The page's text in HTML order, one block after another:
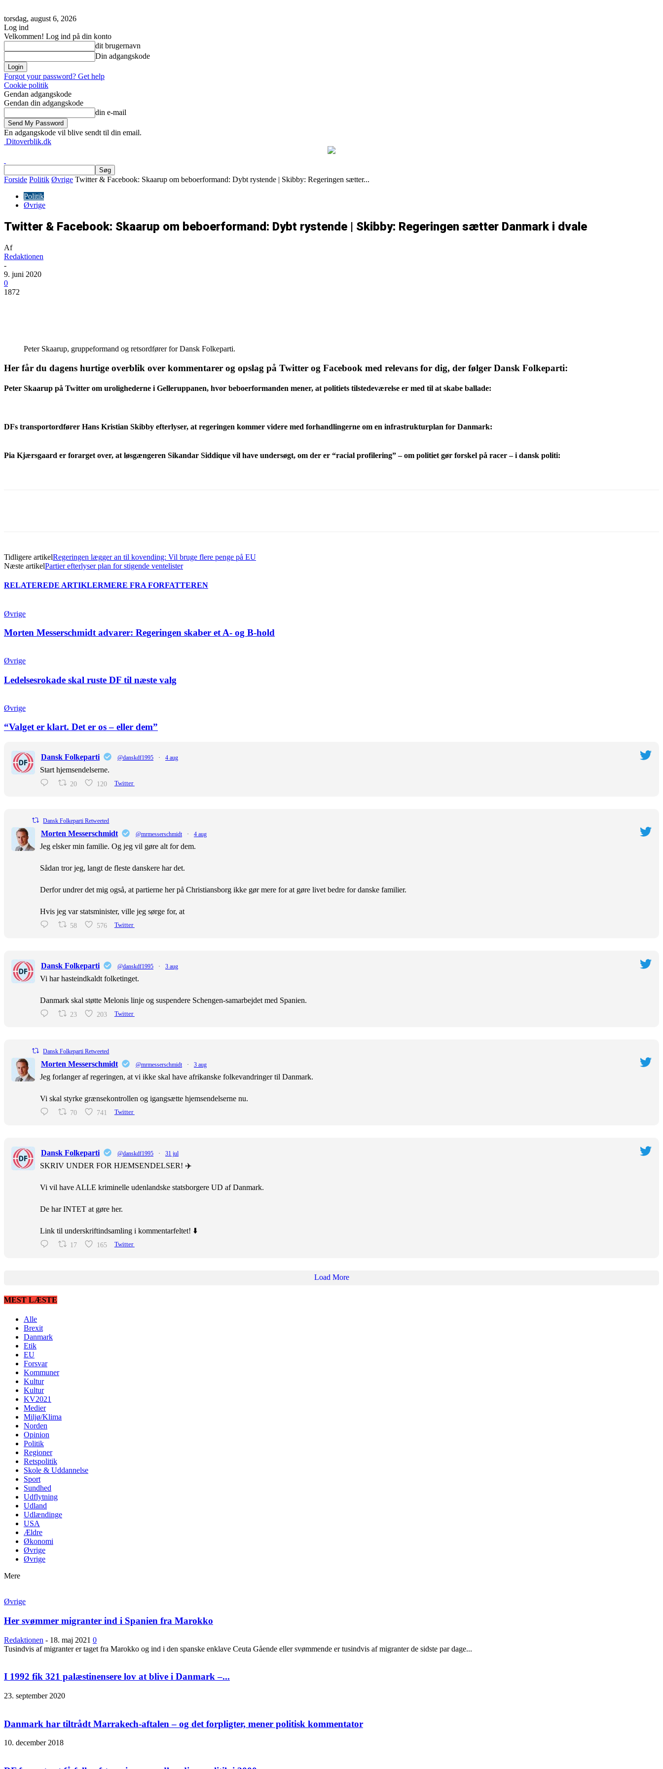
torsdag, august 6, 2026
Log ind
Velkommen! Log ind på din konto
dit brugernavn
Din adgangskode
Forgot your password? Get help
Cookie politik
Gendan adgangskode
Gendan din adgangskode
din e-mail
En adgangskode vil blive sendt til din email.
Ditoverblik.dk
Forside Politik Øvrige Twitter & Facebook: Skaarup om beboerformand: Dybt rystende | Skibby: Regeringen sætter...
Politik
Øvrige
Twitter & Facebook: Skaarup om beboerformand: Dybt rystende | Skibby: Regeringen sætter Danmark i dvale
Af
Redaktionen
-
9. juni 2020
0
1872
Peter Skaarup, gruppeformand og retsordfører for Dansk Folkeparti.
Her får du dagens hurtige overblik over kommentarer og opslag på Twitter og Facebook med relevans for dig, der følger Dansk Folkeparti:
Peter Skaarup på Twitter om urolighederne i Gelleruppanen, hvor beboerformanden mener, at politiets tilstedeværelse er med til at skabe ballade:
DFs transportordfører Hans Kristian Skibby efterlyser, at regeringen kommer videre med forhandlingerne om en infrastrukturplan for Danmark:
Pia Kjærsgaard er forarget over, at løsgængeren Sikandar Siddique vil have undersøgt, om der er “racial profilering” – om politiet gør forskel på racer – i dansk politi:
Tidligere artikelRegeringen lægger an til kovending: Vil bruge flere penge på EU
Næste artikelPartier efterlyser plan for stigende ventelister
RELATEREDE ARTIKLERMERE FRA FORFATTEREN
Øvrige
Morten Messerschmidt advarer: Regeringen skaber et A- og B-hold
Øvrige
Ledelsesrokade skal ruste DF til næste valg
Øvrige
“Valget er klart. Det er os – eller dem”
Dansk Folkeparti @danskdf1995 · 4 aug
Start hjemsendelserne.
20 120 Twitter
Dansk Folkeparti Retweeted
Morten Messerschmidt @mrmesserschmidt · 4 aug
Jeg elsker min familie. Og jeg vil gøre alt for dem.
Sådan tror jeg, langt de fleste danskere har det.
Derfor undrer det mig også, at partierne her på Christiansborg ikke gør mere for at gøre livet bedre for danske familier.
Hvis jeg var statsminister, ville jeg sørge for, at
58 576 Twitter
Dansk Folkeparti @danskdf1995 · 3 aug
Vi har hasteindkaldt folketinget.
Danmark skal støtte Melonis linje og suspendere Schengen-samarbejdet med Spanien.
23 203 Twitter
Dansk Folkeparti Retweeted
Morten Messerschmidt @mrmesserschmidt · 3 aug
Jeg forlanger af regeringen, at vi ikke skal have afrikanske folkevandringer til Danmark.
Vi skal styrke grænsekontrollen og igangsætte hjemsendelserne nu.
70 741 Twitter
Dansk Folkeparti @danskdf1995 · 31 jul
SKRIV UNDER FOR HJEMSENDELSER! ✈️
Vi vil have ALLE kriminelle udenlandske statsborgere UD af Danmark.
De har INTET at gøre her.
Link til underskriftindsamling i kommentarfeltet! ⬇️
17 165 Twitter
Load More
MEST LÆSTE
Alle
Brexit
Danmark
Etik
EU
Forsvar
Kommuner
Kultur
Kultur
KV2021
Medier
Miljø/Klima
Norden
Opinion
Politik
Regioner
Retspolitik
Skole & Uddannelse
Sport
Sundhed
Udflytning
Udland
Udlændinge
USA
Ældre
Økonomi
Øvrige
Øvrige
Mere
Øvrige
Her svømmer migranter ind i Spanien fra Marokko
Redaktionen - 18. maj 2021 0
Tusindvis af migranter er taget fra Marokko og ind i den spanske enklave Ceuta Gående eller svømmende er tusindvis af migranter de sidste par dage...
I 1992 fik 321 palæstinensere lov at blive i Danmark –...
23. september 2020
Danmark har tiltrådt Marrakech-aftalen – og det forpligter, mener politisk kommentator
10. december 2018